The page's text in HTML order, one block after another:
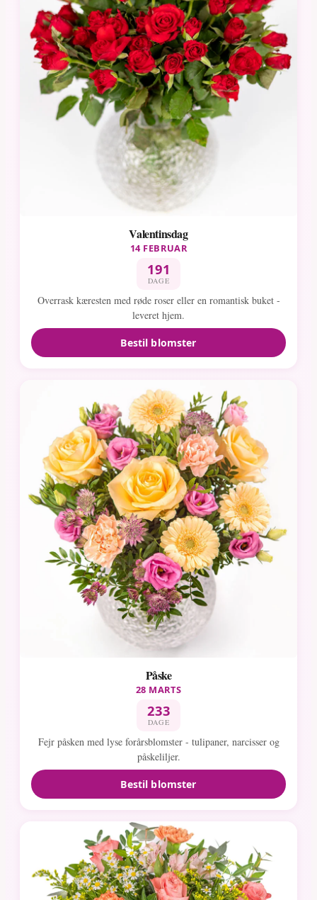
Valentinsdag
14 FEBRUAR
191
DAGE
Overrask kæresten med røde roser eller en romantisk buket -
leveret hjem.
Bestil blomster
Påske
28 MARTS
233
DAGE
Fejr påsken med lyse forårsblomster - tulipaner, narcisser og
påskeliljer.
Bestil blomster